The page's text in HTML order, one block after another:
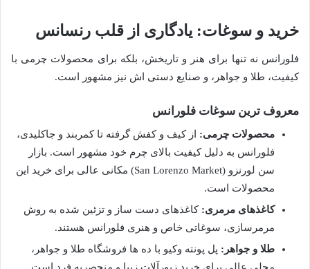
خرید و سوغات: یادگاری از قلب رنسانس
فلورانس نه تنها برای هنر و تاریخش، بلکه برای محصولات چرمی با
کیفیت، طلا و جواهر، و صنایع دستی اش نیز مشهور است.
معروف ترین سوغات فلورانس
محصولات چرمی: از کیف و کفش گرفته تا کمربند و جاکلیدی،
فلورانس به دلیل کیفیت بالای چرم خود مشهور است. بازار
سن لورنزو (San Lorenzo Market) مکانی عالی برای خرید این
محصولات است.
کاغذهای مرمری: کاغذهای دست ساز و تزئین شده به روش
مرمرسازی، سوغاتی خاص و هنری فلورانس هستند.
طلا و جواهر: پل پونته وکیو با ده ها فروشگاه طلا و جواهر،